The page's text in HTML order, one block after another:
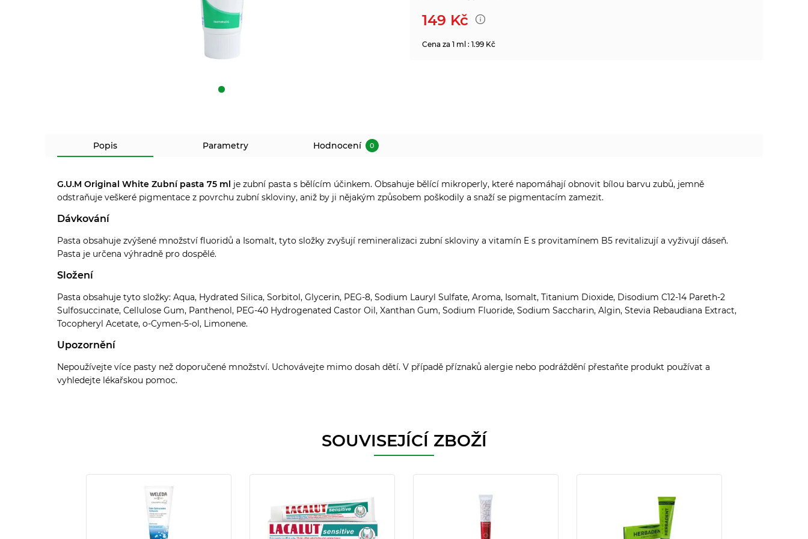
149 Kč
Cena za 1 ml : 1.99 Kč
Popis Parametry Hodnocení 0
G.U.M Original White Zubní pasta 75 ml je zubní pasta s bělícím účinkem. Obsahuje bělící mikroperly, které napomáhají obnovit bílou barvu zubů, jemně
odstraňuje veškeré pigmentace z povrchu zubní skloviny, aniž by ji nějakým způsobem poškodily a snaží se pigmentacím zamezit.
Dávkování
Pasta obsahuje zvýšené množství fluoridů a Isomalt, tyto složky zvyšují remineralizaci zubní skloviny a vitamín E s provitamínem B5 revitalizují a vyživují dáseň.
Pasta je určena výhradně pro dospělé.
Složení
Pasta obsahuje tyto složky: Aqua, Hydrated Silica, Sorbitol, Glycerin, PEG-8, Sodium Lauryl Sulfate, Aroma, Isomalt, Titanium Dioxide, Disodium C12-14 Pareth-2
Sulfosuccinate, Cellulose Gum, Panthenol, PEG-40 Hydrogenated Castor Oil, Xanthan Gum, Sodium Fluoride, Sodium Saccharin, Algin, Stevia Rebaudiana Extract,
Tocopheryl Acetate, o-Cymen-5-ol, Limonene.
Upozornění
Nepoužívejte více pasty než doporučené množství. Uchovávejte mimo dosah dětí. V případě příznaků alergie nebo podráždění přestaňte produkt používat a
vyhledejte lékařskou pomoc.
SOUVISEJÍCÍ ZBOŽÍ